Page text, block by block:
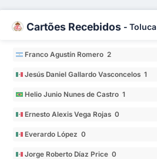
Cartões Recebidos - Toluca
Franco Agustín Romero 2
Jesús Daniel Gallardo Vasconcelos 1
Helio Junio Nunes de Castro 1
Ernesto Alexis Vega Rojas 0
Everardo López 0
Jorge Roberto Díaz Price 0